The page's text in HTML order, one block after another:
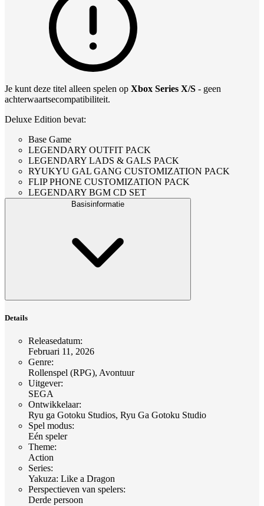
Je kunt deze titel alleen spelen op Xbox Series X/S - geen
achterwaartsecompatibiliteit.
Deluxe Edition bevat:
Base Game
LEGENDARY OUTFIT PACK
LEGENDARY LADS & GALS PACK
RYUKYU GAL GANG CUSTOMIZATION PACK
FLIP PHONE CUSTOMIZATION PACK
LEGENDARY BGM CD SET
Basisinformatie
Details
Releasedatum:
Februari 11, 2026
Genre:
Rollenspel (RPG), Avontuur
Uitgever:
SEGA
Ontwikkelaar:
Ryu ga Gotoku Studios, Ryu Ga Gotoku Studio
Spel modus:
Eén speler
Theme:
Action
Series:
Yakuza: Like a Dragon
Perspectieven van spelers:
Derde persoon